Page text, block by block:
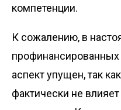
компетенции.
К сожалению, в
аспект упущен, так
фактически не